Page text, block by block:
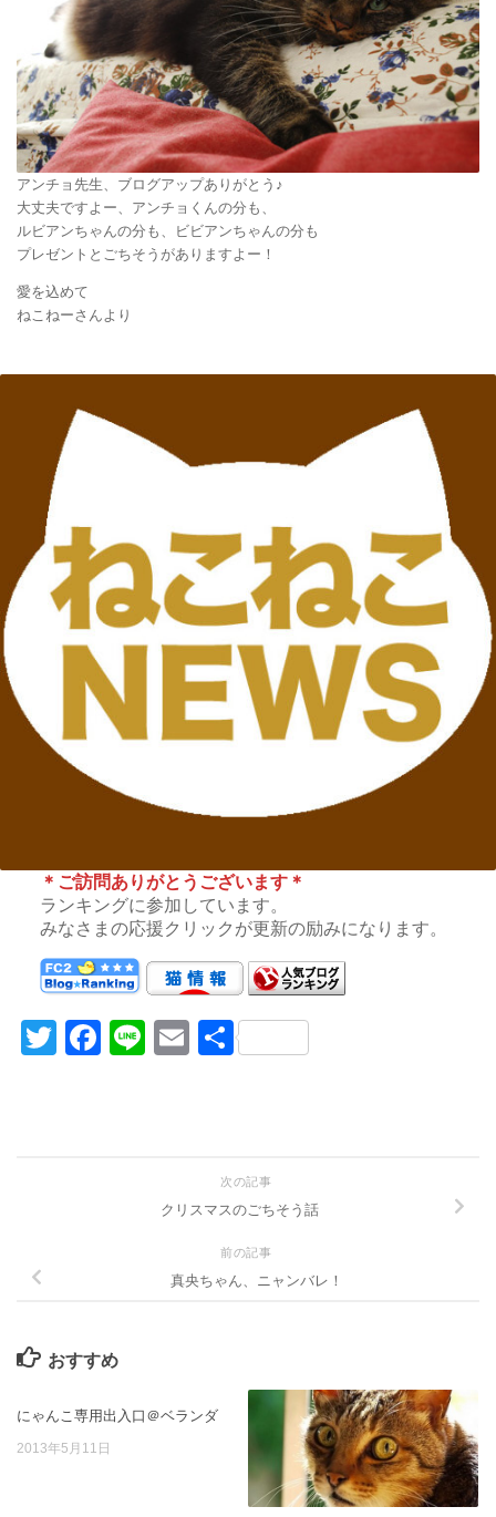
アンチョ先生、ブログアップありがとう♪
大丈夫ですよー、アンチョくんの分も、
ルビアンちゃんの分も、ビビアンちゃんの分も
プレゼントとごちそうがありますよー！
愛を込めて
ねこねーさんより
＊ご訪問ありがとうございます＊
ランキングに参加しています。
みなさまの応援クリックが更新の励みになります。
TwitterFacebook
LineEmail
共
次の記事
クリスマスのごちそう話
前の記事
真央ちゃん、ニャンバレ！
おすすめ
にゃんこ専用出入口＠ベランダ
2013年5月11日